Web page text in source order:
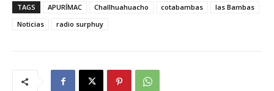
TAGS APURÍMAC Challhuahuacho cotabambas
las Bambas
Noticias
radio surphuy